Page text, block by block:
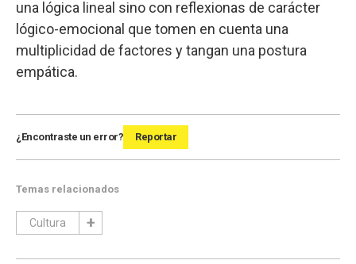
una lógica lineal sino con reflexionas de carácter
lógico-emocional que tomen en cuenta una
multiplicidad de factores y tangan una postura
empática.
¿Encontraste un error? Reportar
Temas relacionados
Cultura